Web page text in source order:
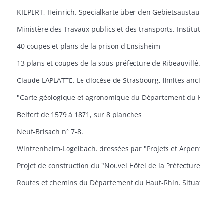
40 coupes et plans de la prison d'Ensisheim
13 plans et coupes de la sous-préfecture de Ribeauvillé.
Belfort de 1579 à 1871, sur 8 planches
Neuf-Brisach n° 7-8.